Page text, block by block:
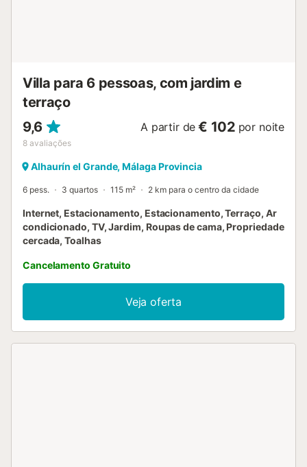
Villa para 6 pessoas, com jardim e
terraço
9,6
8 avaliações
A partir de € 102 por noite
Alhaurín el Grande, Málaga Provincia
6 pess. 3 quartos 115 m² 2 km para o centro da cidade
Internet, Estacionamento, Estacionamento, Terraço, Ar
condicionado, TV, Jardim, Roupas de cama, Propriedade
cercada, Toalhas
Cancelamento Gratuito
Veja oferta